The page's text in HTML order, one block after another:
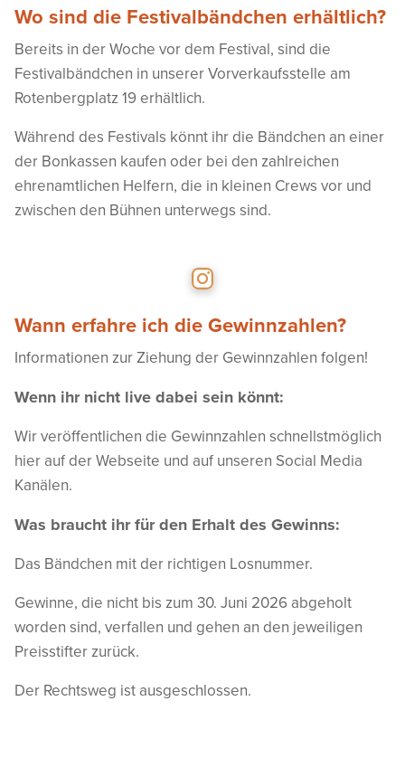
Wo sind die Festivalbändchen erhältlich?
Bereits in der Woche vor dem Festival, sind die
Festivalbändchen in unserer Vorverkaufsstelle am
Rotenbergplatz 19 erhältlich.
Während des Festivals könnt ihr die Bändchen an einer
der Bonkassen kaufen oder bei den zahlreichen
ehrenamtlichen Helfern, die in kleinen Crews vor und
zwischen den Bühnen unterwegs sind.
Wann erfahre ich die Gewinnzahlen?
Informationen zur Ziehung der Gewinnzahlen folgen!
Wenn ihr nicht live dabei sein könnt:
Wir veröffentlichen die Gewinnzahlen schnellstmöglich
hier auf der Webseite und auf unseren Social Media
Kanälen.
Was braucht ihr für den Erhalt des Gewinns:
Das Bändchen mit der richtigen Losnummer.
Gewinne, die nicht bis zum 30. Juni 2026 abgeholt
worden sind, verfallen und gehen an den jeweiligen
Preisstifter zurück.
Der Rechtsweg ist ausgeschlossen.